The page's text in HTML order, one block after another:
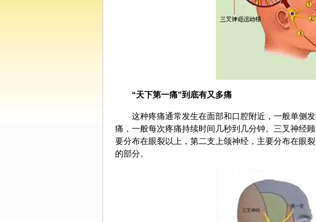
“天下第一痛”到底有又多痛
这种疼痛通常发生在面部和口腔附近，一般单侧
痛，一般每次疼痛持续时间几秒到几分钟。三叉神经
要分布在眼裂以上，第二支上颌神经，主要分布在眼
的部分。